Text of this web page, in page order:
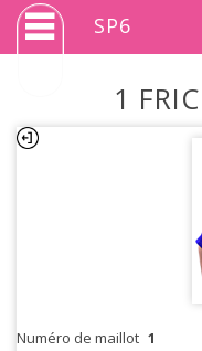
SP6
1
Numéro de maillot 1